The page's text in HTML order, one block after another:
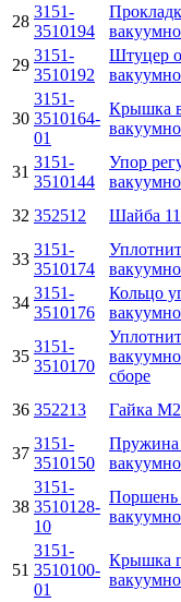
28
3151-
3510194
29
3151-
3510192
Штуцер
30
3151-
3510164-
01
Крышка
31
3151-
3510144
Упор
32 352512 Шайба 11
33
3151-
3510174
34
3151-
3510176
Кольцо
35
3151-
3510170
сборе
36 352213 Гайка
37
3151-
3510150
Пружина
38
3151-
3510128-
10
Поршень
51
3151-
3510100-
01
Крышка